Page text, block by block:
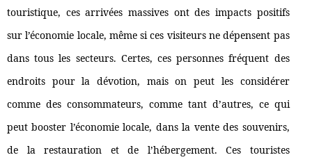
touristique, ces arrivées massives ont des impacts positifs
sur l’économie locale, même si ces visiteurs ne dépensent pas
dans tous les secteurs. Certes, ces personnes fréquent des
endroits pour la dévotion, mais on peut les considérer
comme des consommateurs, comme tant d’autres, ce qui
peut booster l’économie locale, dans la vente des souvenirs,
de la restauration et de l’hébergement. Ces touristes